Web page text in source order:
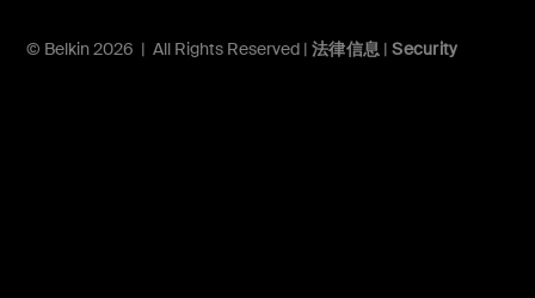
© Belkin 2026 | All Rights Reserved | 法律信息 |Security